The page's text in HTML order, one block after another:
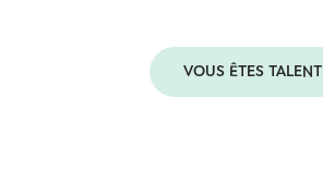
VOUS ÊTES TALENT